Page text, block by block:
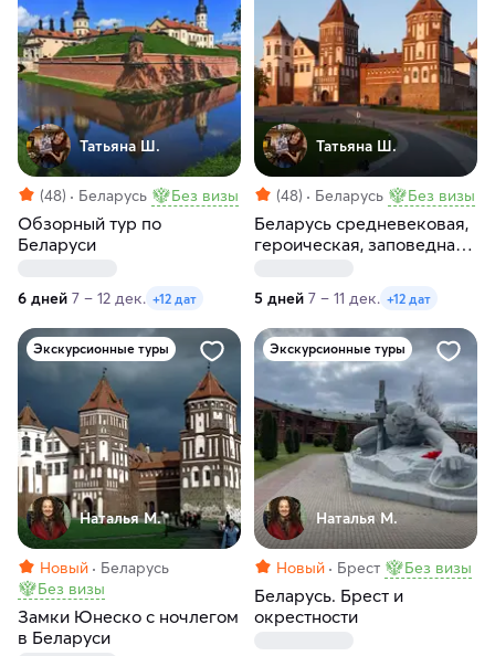
Татьяна Ш.
(48) Беларусь Без визы
Обзорный тур по
Беларуси
6 дней 7 – 12 дек. +12 дат
Татьяна Ш.
(48) Беларусь Без визы
Беларусь средневековая,
героическая, заповедная
5 дней 7 – 11 дек. +12 дат
Экскурсионные туры
Наталья М.
Новый
Беларусь
Без визы
Замки Юнеско с ночлегом
в Беларуси
Экскурсионные туры
Наталья М.
Новый Брест Без визы
Беларусь. Брест и
окрестности